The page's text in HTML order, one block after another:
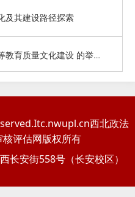
及其建设路径探索
质量文化建设 的举措及其启示
西北政法
评估网版权所有
长安街558号（长安校区）